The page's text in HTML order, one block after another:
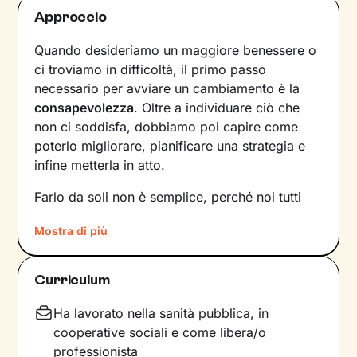
Approccio
Quando desideriamo un maggiore benessere o
ci troviamo in difficoltà, il primo passo
necessario per avviare un cambiamento è la
consapevolezza. Oltre a individuare ciò che
non ci soddisfa, dobbiamo poi capire come
poterlo migliorare, pianificare una strategia e
infine metterla in atto.
Farlo da soli non è semplice, perché noi tutti
dinamiche– interne e relazionali – che non le
notiamo nemmeno. Ecco perché l’intervento di
un professionista risulta fondamentale.
La prima fase del nostro percorso insieme
consisterà in una raccolta di informazioni che ci
porteranno a definire un obiettivo condiviso
Mostra di più
Curriculum
Ha lavorato nella sanità pubblica, in
cooperative sociali e come libera/o
professionista